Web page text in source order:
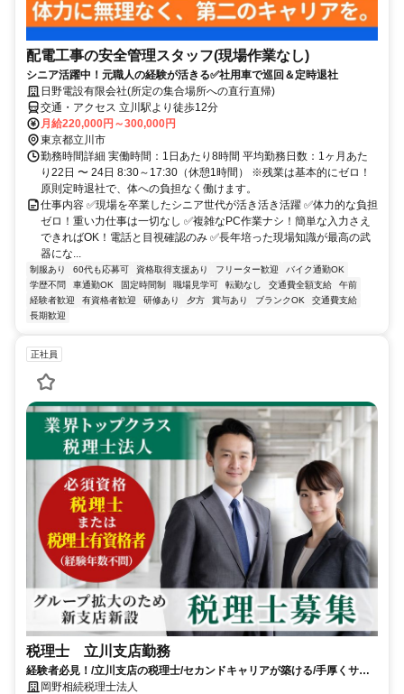
配電工事の安全管理スタッフ(現場作業なし)
シニア活躍中！元職人の経験が活きる✅社用車で巡回＆定時退社
日野電設有限会社(所定の集合場所への直行直帰)
交通・アクセス 立川駅より徒歩12分
月給220,000円～300,000円
東京都立川市
勤務時間詳細 実働時間：1日あたり8時間 平均勤務日数：1ヶ月あた
り22日 〜 24日 8:30～17:30（休憩1時間） ※残業は基本的にゼロ！
原則定時退社で、体への負担なく働けます。
仕事内容 ✅現場を卒業したシニア世代が活き活き活躍 ✅体力的な負担
ゼロ！重い力仕事は一切なし ✅複雑なPC作業ナシ！簡単な入力さえ
できればOK！電話と目視確認のみ ✅長年培った現場知識が最高の武
器にな...
制服あり 60代も応募可 資格取得支援あり フリーター歓迎
バイク通勤OK
学歴不問
車通勤OK 固定時間制 職場見学可 転勤なし 交通費全額支給
午前
経験者歓迎
有資格者歓迎 研修あり 夕方 賞与あり ブランクOK
交通費支給
長期歓迎
正社員
税理士 立川支店勤務
経験者必見！/立川支店の税理士/セカンドキャリアが築ける/手厚くサポ
ート！岡野相続税理士法人